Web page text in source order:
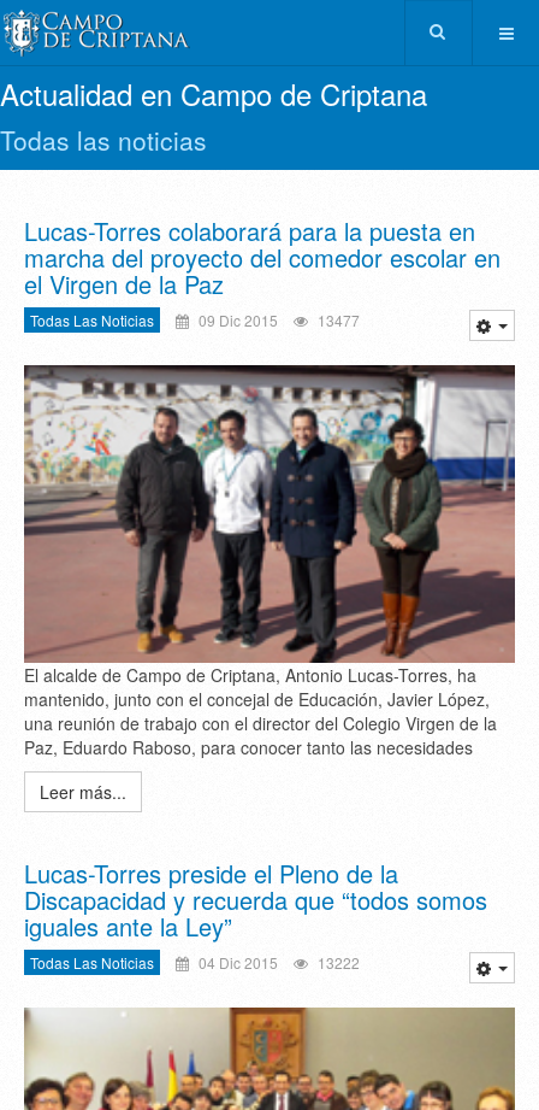
Actualidad en Campo de Criptana
Todas las noticias
Lucas-Torres colaborará para la puesta en
marcha del proyecto del comedor escolar en
el Virgen de la Paz
Todas Las Noticias 09 Dic 2015 13477
El alcalde de Campo de Criptana, Antonio Lucas-Torres, ha
mantenido, junto con el concejal de Educación, Javier López,
una reunión de trabajo con el director del Colegio Virgen de la
Paz, Eduardo Raboso, para conocer tanto las necesidades
Leer más...
Lucas-Torres preside el Pleno de la
Discapacidad y recuerda que “todos somos
iguales ante la Ley”
Todas Las Noticias 04 Dic 2015 13222